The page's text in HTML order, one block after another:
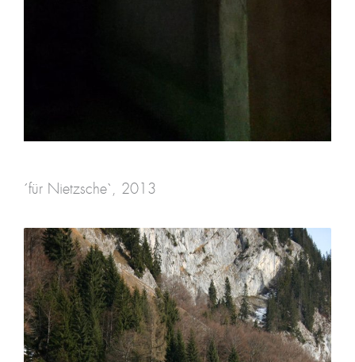
´für Nietzsche`, 2013